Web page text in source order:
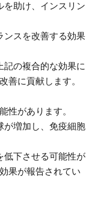
を助け、インスリン
ンスを改善する効果
記の複合的な効果に
善に貢献します。
性があります。
が増加し、免疫細胞
低下させる可能性が
果が報告されてい